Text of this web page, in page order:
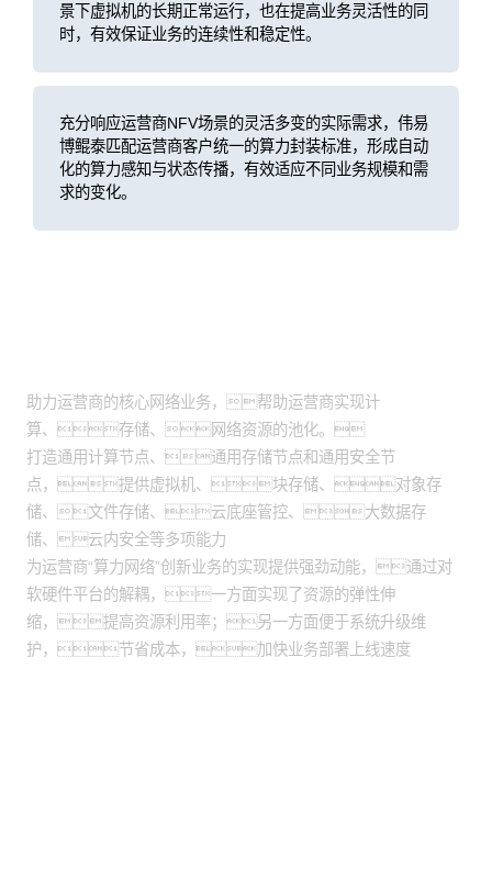
景下虚拟机的长期正常运行，也在提高业务灵活性的同
时，有效保证业务的连续性和稳定性。
充分响应运营商NFV场景的灵活多变的实际需求，伟易
博鲲泰匹配运营商客户统一的算力封装标准，形成自动
化的算力感知与状态传播，有效适应不同业务规模和需
求的变化。
助力运营商的核心网络业务，帮助运营商实现计
算、存储、网络资源的池化。
打造通用计算节点、通用存储节点和通用安全节
点，提供虚拟机、块存储、对象存
储、文件存储、云底座管控、大数据存
储、云内安全等多项能力
为运营商“算力网络”创新业务的实现提供强劲动能，通过对
软硬件平台的解耦，一方面实现了资源的弹性伸
缩，提高资源利用率；另一方面便于系统升级维
护，节省成本，加快业务部署上线速度